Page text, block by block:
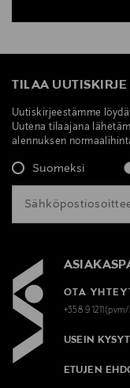
TILAA UUTISKIRJE
Uutiskirjeestämme
Uutena tilaajana
alennuksen
Suomeksi
OTA
+358 9
USEIN
ETUJEN